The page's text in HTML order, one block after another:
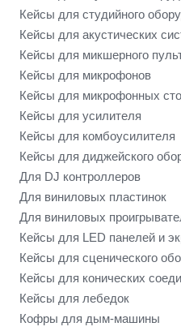
Кейсы для студийного
Кейсы для акустических
Кейсы для микшерного
Кейсы для микрофонов
Кейсы для микрофонных
Кейсы для усилителя
Кейсы для комбоусилителя
Кейсы для диджейского
Для DJ контроллеров
Для виниловых пластинок
Для виниловых
Кейсы для LED панелей и
Кейсы для сценического
Кейсы для конических
Кейсы для лебедок
Кофры для дым-машины